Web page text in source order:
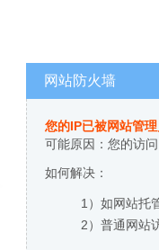
网站防火墙
您的IP已被网站管
可能原因：您的访
如何解决：
1）如网站托
2）普通网站